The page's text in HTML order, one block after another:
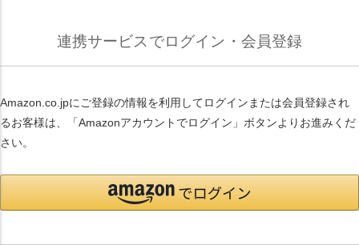
連携サービスでログイン・会員登録
Amazon.co.jpにご登録の情報を利用してログインまたは会員登録され
るお客様は、「Amazonアカウントでログイン」ボタンよりお進みくだ
さい。